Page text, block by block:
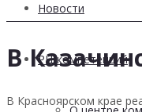
Новости
РЦ компетенций
В
В Красноярском крае